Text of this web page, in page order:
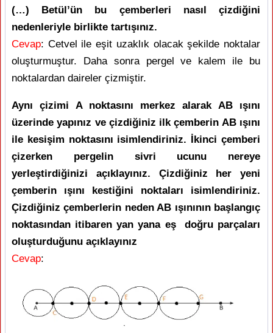
(…) Betül’ün bu çemberleri nasıl çizdiğini
nedenleriyle birlikte tartışınız.
Cevap: Cetvel ile eşit uzaklık olacak şekilde noktalar
oluşturmuştur. Daha sonra pergel ve kalem ile bu
noktalardan daireler çizmiştir.
Aynı çizimi A noktasını merkez alarak AB ışını
üzerinde yapınız ve çizdiğiniz ilk çemberin AB ışını
ile kesişim noktasını isimlendiriniz. İkinci çemberi
çizerken pergelin sivri ucunu nereye
yerleştirdiğinizi açıklayınız. Çizdiğiniz her yeni
çemberin ışını kestiğini noktaları isimlendiriniz.
Çizdiğiniz çemberlerin neden AB ışınının başlangıç
noktasından itibaren yan yana eş doğru parçaları
oluşturduğunu açıklayınız
Cevap: